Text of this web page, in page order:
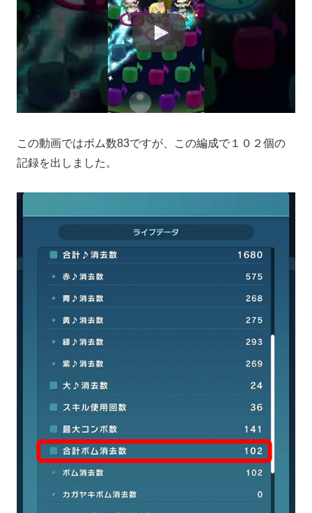
この動画ではボム数83ですが、この編成で１０２個の
記録を出しました。